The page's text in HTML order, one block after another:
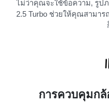
ไม่ว่าคุณจะใช้ข้อความ, รูป
2.5 Turbo ช่วยให้คุณสามาร
การควบคุมก